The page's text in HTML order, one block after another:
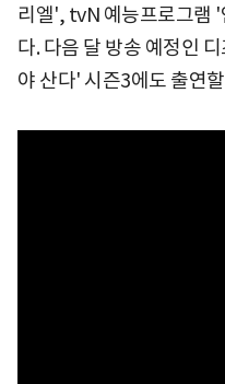
리엘', tvN 예능프로그램 '
다. 다음 달 방송 예정인
야 산다' 시즌3에도 출연